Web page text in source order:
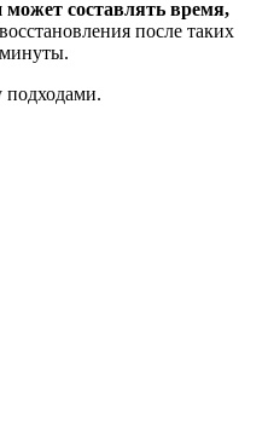
составлять время,
после таких
подходами.